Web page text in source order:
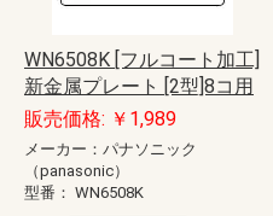
WN6508K [フルコート加工]
新金属プレート [2型]8コ用
販売価格: ￥1,989
メーカー：パナソニック
（panasonic）
型番： WN6508K